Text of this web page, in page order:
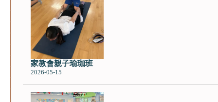
家教會親子瑜珈班
2026-05-15